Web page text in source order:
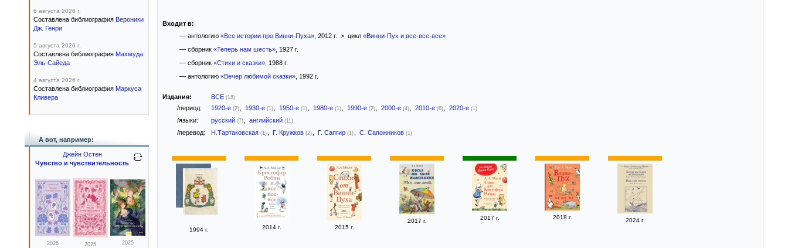
Входит в:
— антологию «Все истории про Винни-Пуха», 2012 г. > цикл «Винни-Пух и все-все-все»
— сборник «Теперь нам шесть», 1927 г.
— сборник «Стихи и сказки», 1988 г.
— антологию «Вечер любимой сказки», 1992 г.
Издания: ВСЕ (18)
/период: 1920-е (2) 1930-е (1) 1950-е (1) 1980-е (1) 1990-е (2) 2000-е (4) 2010-е (6) 2020-е (1)
/языки: русский (7) английский (11)
/перевод: Н.Тартаковская (1) Г. Кружков (2) Г. Сапгир (1) С. Сапожников (1)
1994 г. 2014 г. 2015 г.
2017 г. 2017 г. 2018 г. 2024 г.
6 августа 2026 г.
Составлена библиография Вероники
Дж. Генри
5 августа 2026 г.
Составлена библиография Махмуда
Эль-Сайеда
4 августа 2026 г.
Составлена библиография Маркуса
Кливера
А вот, например:
Джейн Остен
Чувство и чувствительность
2026 2025 2025